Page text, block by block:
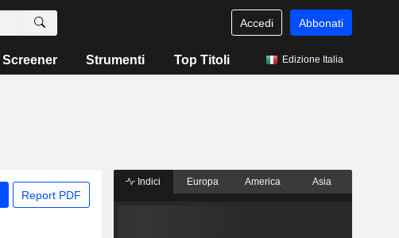
Accedi Abbonati
Screener Strumenti Top Titoli Edizione Italia
Report PDF
Indici Europa America Asia